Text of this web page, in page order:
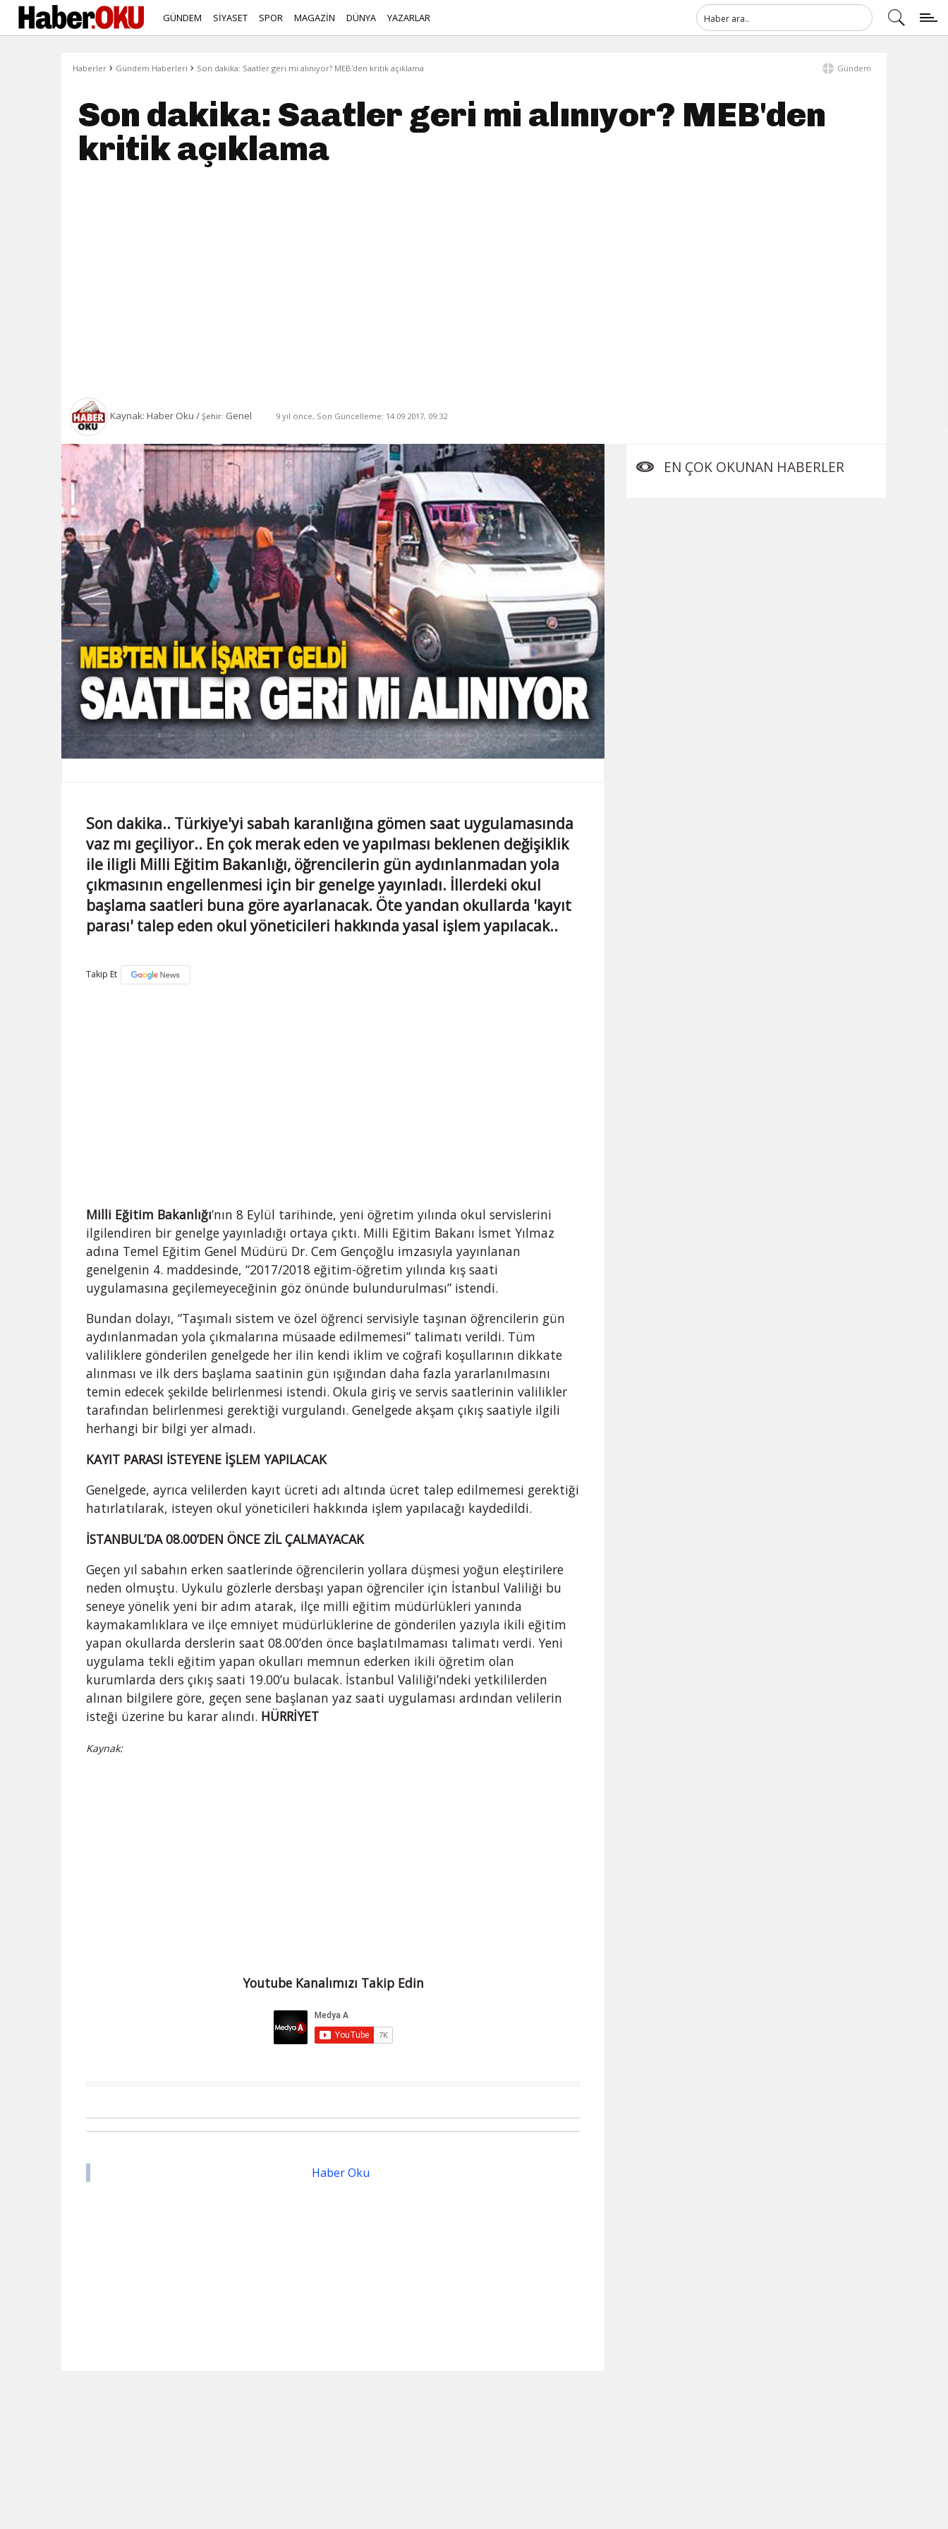
GÜNDEM SİYASET SPOR MAGAZİN DÜNYA YAZARLAR
Haberler › Gündem Haberleri › Son dakika: Saatler geri mi alınıyor? MEB'den kritik açıklama Gündem
Son dakika: Saatler geri mi alınıyor? MEB'den
kritik açıklama
Kaynak: Haber Oku /Şehir: Genel 9 yıl önce, Son Güncelleme: 14.09.2017, 09:32
Son dakika.. Türkiye'yi sabah karanlığına gömen saat uygulamasında
vaz mı geçiliyor.. En çok merak eden ve yapılması beklenen değişiklik
ile iligli Milli Eğitim Bakanlığı, öğrencilerin gün aydınlanmadan yola
çıkmasının engellenmesi için bir genelge yayınladı. İllerdeki okul
başlama saatleri buna göre ayarlanacak. Öte yandan okullarda 'kayıt
parası' talep eden okul yöneticileri hakkında yasal işlem yapılacak..
Takip Et
Milli Eğitim Bakanlığı’nın 8 Eylül tarihinde, yeni öğretim yılında okul servislerini
ilgilendiren bir genelge yayınladığı ortaya çıktı. Milli Eğitim Bakanı İsmet Yılmaz
adına Temel Eğitim Genel Müdürü Dr. Cem Gençoğlu imzasıyla yayınlanan
genelgenin 4. maddesinde, “2017/2018 eğitim-öğretim yılında kış saati
uygulamasına geçilemeyeceğinin göz önünde bulundurulması” istendi.
Bundan dolayı, “Taşımalı sistem ve özel öğrenci servisiyle taşınan öğrencilerin gün
aydınlanmadan yola çıkmalarına müsaade edilmemesi” talimatı verildi. Tüm
valiliklere gönderilen genelgede her ilin kendi iklim ve coğrafi koşullarının dikkate
alınması ve ilk ders başlama saatinin gün ışığından daha fazla yararlanılmasını
temin edecek şekilde belirlenmesi istendi. Okula giriş ve servis saatlerinin valilikler
tarafından belirlenmesi gerektiği vurgulandı. Genelgede akşam çıkış saatiyle ilgili
herhangi bir bilgi yer almadı.
KAYIT PARASI İSTEYENE İŞLEM YAPILACAK
Genelgede, ayrıca velilerden kayıt ücreti adı altında ücret talep edilmemesi gerektiği
hatırlatılarak, isteyen okul yöneticileri hakkında işlem yapılacağı kaydedildi.
İSTANBUL’DA 08.00’DEN ÖNCE ZİL ÇALMAYACAK
Geçen yıl sabahın erken saatlerinde öğrencilerin yollara düşmesi yoğun eleştirilere
neden olmuştu. Uykulu gözlerle dersbaşı yapan öğrenciler için İstanbul Valiliği bu
seneye yönelik yeni bir adım atarak, ilçe milli eğitim müdürlükleri yanında
kaymakamlıklara ve ilçe emniyet müdürlüklerine de gönderilen yazıyla ikili eğitim
yapan okullarda derslerin saat 08.00’den önce başlatılmaması talimatı verdi. Yeni
uygulama tekli eğitim yapan okulları memnun ederken ikili öğretim olan
kurumlarda ders çıkış saati 19.00’u bulacak. İstanbul Valiliği’ndeki yetkililerden
alınan bilgilere göre, geçen sene başlanan yaz saati uygulaması ardından velilerin
isteği üzerine bu karar alındı. HÜRRİYET
Kaynak:
Youtube Kanalımızı Takip Edin
Haber Oku
EN ÇOK OKUNAN HABERLER